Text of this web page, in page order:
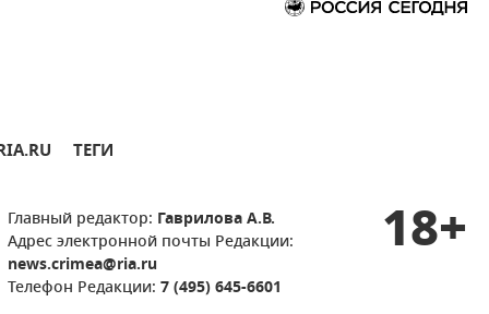
ТЕГИ
Главный редактор: Гаврилова А.В.
Адрес электронной почты Редакции:
news.crimea@ria.ru
Телефон Редакции: 7 (495) 645-6601
18+